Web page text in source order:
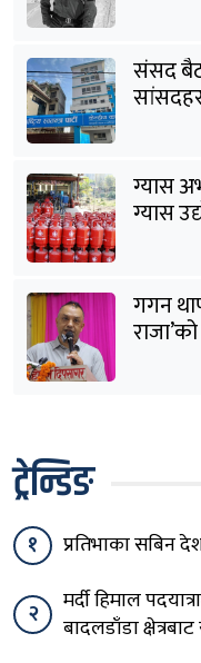
संसद
ग्यास
ग्यास
गगन
ट्रेन्डिङ
१ प्रतिभाका सबिन
२
मर्दी हिमाल
बादलडाँडा